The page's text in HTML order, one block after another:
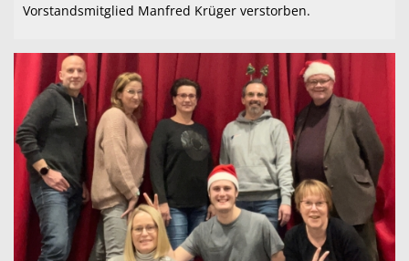
Vorstandsmitglied Manfred Krüger verstorben.